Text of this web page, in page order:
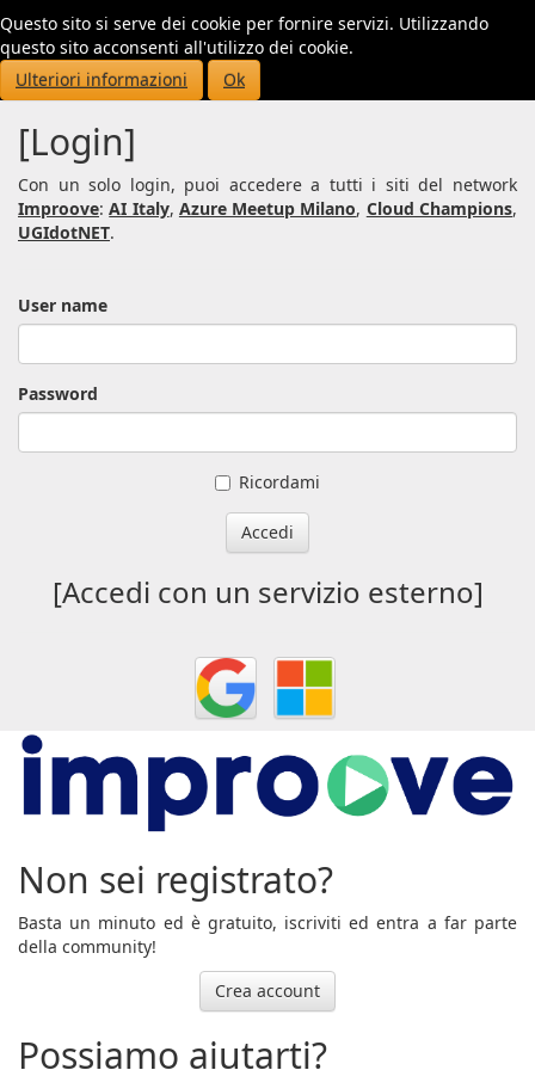
Questo sito si serve dei cookie per fornire servizi. Utilizzando
questo sito acconsenti all'utilizzo dei cookie.
Ulteriori informazioni
Ok
[Login]
Con un solo login, puoi accedere a tutti i siti del network
Improove:AI Italy, Azure Meetup Milano, Cloud Champions,
UGIdotNET.
User name
Password
Ricordami
Accedi
[Accedi con un servizio esterno]
Non sei registrato?
Basta un minuto ed è gratuito, iscriviti ed entra a far parte
della community!
Crea account
Possiamo aiutarti?